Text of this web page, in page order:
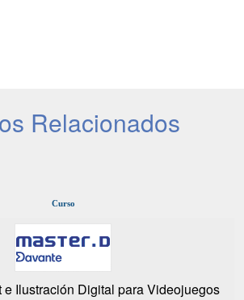
Relacionados
Curso
e Ilustración Digital para Videojuegos